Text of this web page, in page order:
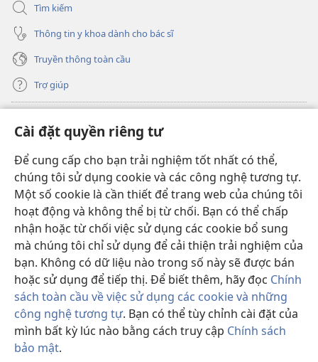
Cài đặt quyền riêng tư
Để cung cấp cho bạn trải nghiệm tốt nhất có thể,
chúng tôi sử dụng cookie và các công nghệ tương tự.
Một số cookie là cần thiết để trang web của chúng tôi
hoạt động và không thể bị từ chối. Bạn có thể chấp
nhận hoặc từ chối việc sử dụng các cookie bổ sung
mà chúng tôi chỉ sử dụng để cải thiện trải nghiệm của
bạn. Không có dữ liệu nào trong số này sẽ được bán
hoặc sử dụng để tiếp thị. Để biết thêm, hãy đọc Chính
sách toàn cầu về việc sử dụng các cookie và những
công nghệ tương tự. Bạn có thể tùy chỉnh cài đặt của
mình bất kỳ lúc nào bằng cách truy cập Chính sách
bảo mật.
Tìm kiếm
Thông tin y khoa dành cho bác sĩ
Truyền thông toàn cầu
Trợ giúp
(mở
cửa
sổ
mới)
THƯ VIỆN TRỰC TUYẾN Tháp Canh
(mở
cửa
sổ
mới)
JW Hub ®
(mở
cửa
sổ
mới)
JW Library
Thư viện Tháp Canh
Copyright© 2026 Watch Tower Bible and Tract Society of Pennsylvania.
ĐIỀU KHOẢN SỬ DỤNG